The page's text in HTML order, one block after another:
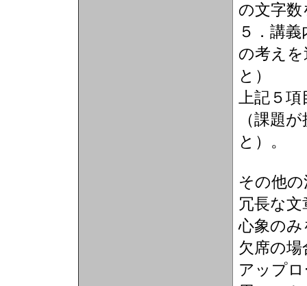
の文字
５．講
の考え
と）
上記５
（課題
と）。
その他
冗長な
心象の
欠席の
アップ